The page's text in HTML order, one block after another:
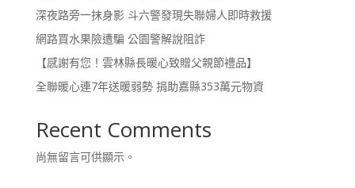
深夜路旁一抹身影 斗六警發現失聯婦人即時救援
網路買水果險遭騙 公園警解說阻詐
【感謝有您！雲林縣長暖心致贈父親節禮品】
全聯暖心連7年送暖弱勢 捐助嘉縣353萬元物資
Recent Comments
尚無留言可供顯示。